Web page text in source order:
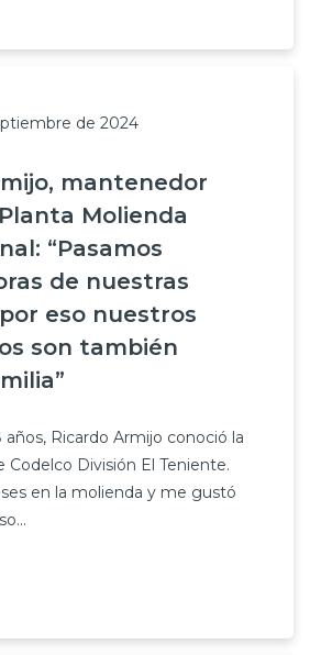
de 2024
mantenedor
Molienda
“Pasamos
de nuestras
eso nuestros
son también
años, Ricardo Armijo conoció la
Codelco División El Teniente.
en la molienda y me gustó